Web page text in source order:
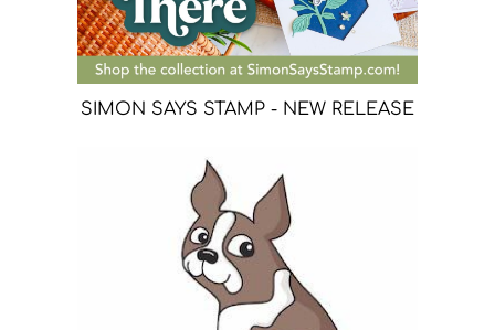
SIMON SAYS STAMP - NEW RELEASE